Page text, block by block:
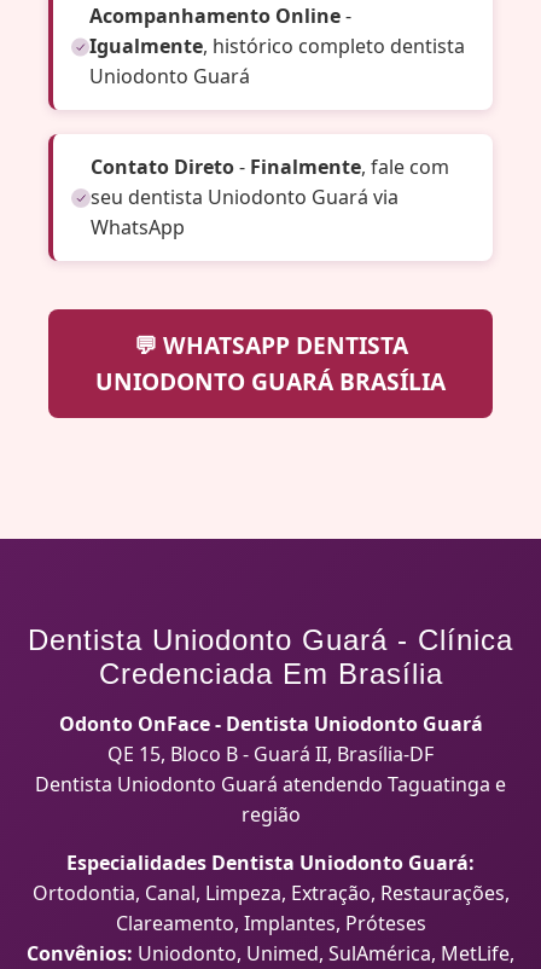
Acompanhamento Online-
Igualmente, histórico completo dentista
Uniodonto Guará
Contato Direto- Finalmente, fale com
seu dentista Uniodonto Guará via
WhatsApp
💬 WHATSAPP DENTISTA
UNIODONTO GUARÁ BRASÍLIA
Dentista Uniodonto Guará - Clínica
Credenciada Em Brasília
Odonto OnFace - Dentista Uniodonto Guará
QE 15, Bloco B - Guará II, Brasília-DF
Dentista Uniodonto Guará atendendo Taguatinga e
região
Especialidades Dentista Uniodonto Guará:
Ortodontia, Canal, Limpeza, Extração, Restaurações,
Clareamento, Implantes, Próteses
Convênios: Uniodonto, Unimed, SulAmérica, MetLife,